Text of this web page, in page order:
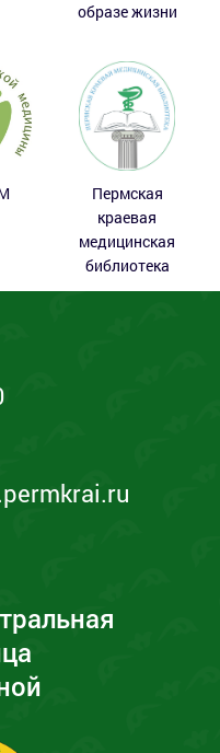
образе жизни
Пермская
краевая
медицинская
библиотека